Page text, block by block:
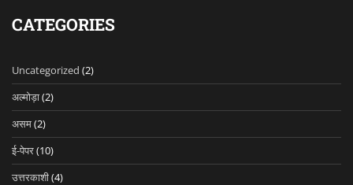
CATEGORIES
Uncategorized (2)
अल्मोड़ा(2)
असम(2)
ई-पेपर(10)
उत्तरकाशी(4)